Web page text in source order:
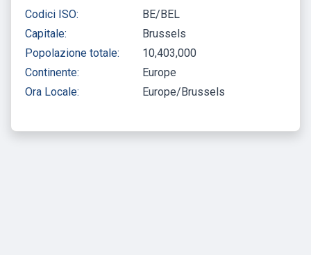
Codici ISO:
BE/BEL
Capitale:
Brussels
Popolazione totale:
10,403,000
Continente:
Europe
Ora Locale:
Europe/Brussels